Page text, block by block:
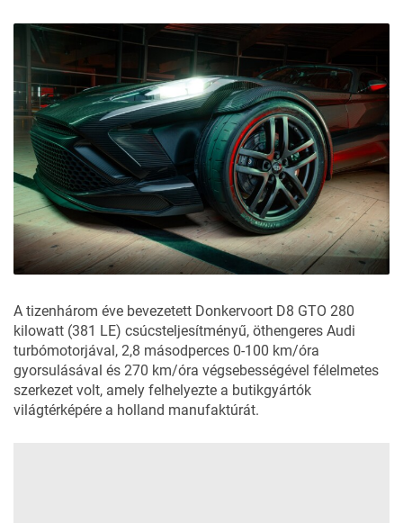
A tizenhárom éve bevezetett Donkervoort D8 GTO 280
kilowatt (381 LE) csúcsteljesítményű, öthengeres Audi
turbómotorjával, 2,8 másodperces 0-100 km/óra
gyorsulásával és 270 km/óra végsebességével félelmetes
szerkezet volt, amely felhelyezte a butikgyártók
világtérképére a holland manufaktúrát.